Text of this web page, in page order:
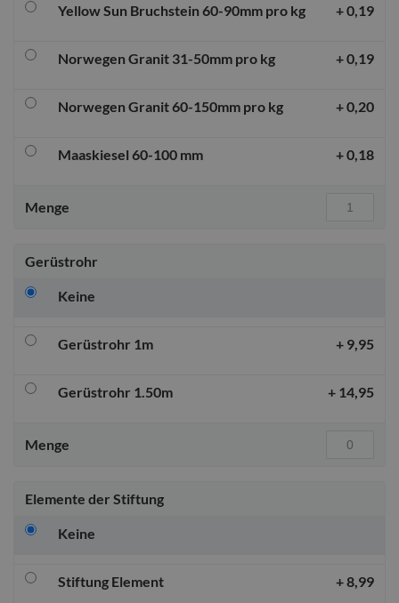
Yellow Sun Bruchstein 60-90mm pro kg +0,19
Norwegen Granit 31-50mm pro kg +0,19
Norwegen Granit 60-150mm pro kg +0,20
Maaskiesel 60-100 mm +0,18
Menge
Gerüstrohr
Keine
Gerüstrohr 1m + 9,95
Gerüstrohr 1.50m + 14,95
Menge
Elemente der Stiftung
Keine
Stiftung Element +8,99